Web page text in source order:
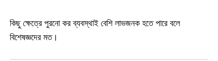
কিছু ক্ষেত্রে পুরনো কর ব্যবস্থাই বেশি লাভজনক হতে পারে বলে
বিশেষজ্ঞদের মত।